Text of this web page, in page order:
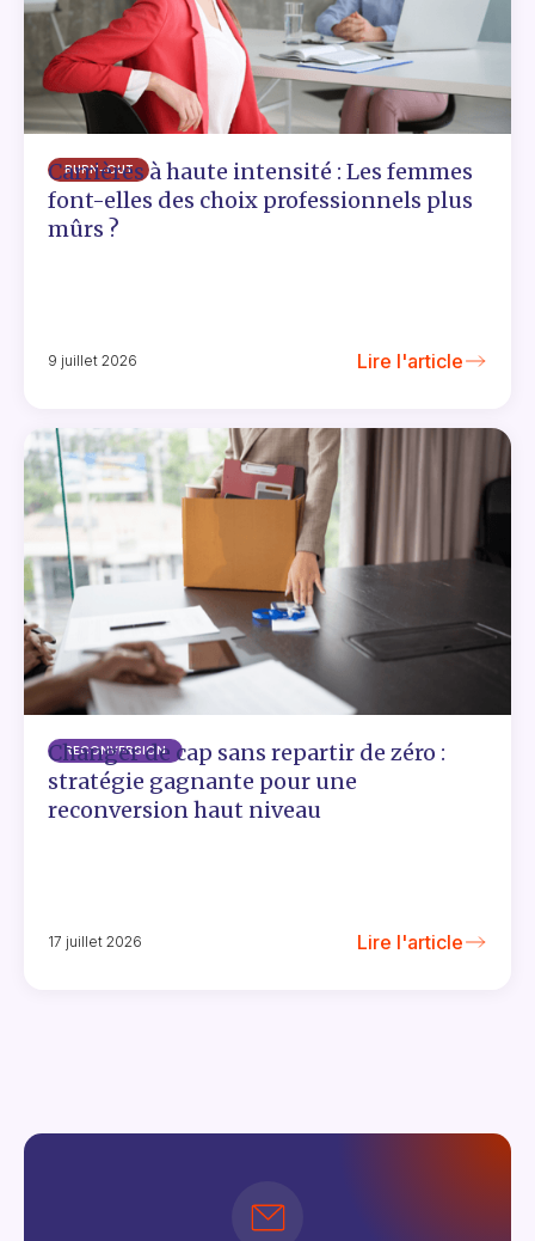
BURN-OUT
Carrières à haute intensité : Les femmes
font-elles des choix professionnels plus
mûrs ?
9 juillet 2026 Lire l'article
RECONVERSION
Changer de cap sans repartir de zéro :
stratégie gagnante pour une
reconversion haut niveau
17 juillet 2026 Lire l'article